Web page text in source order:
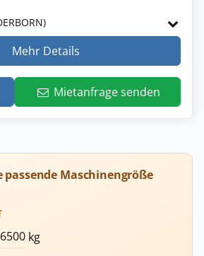
Mehr Details
Mietanfrage senden
passende Maschinengröße
kg